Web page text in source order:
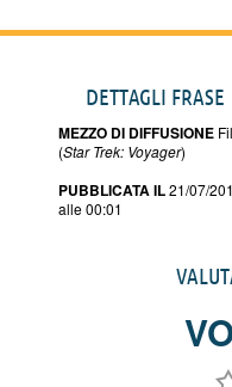
DETTAGLI FRASE
MEZZO DI DIFFUSIONE
(Star Trek: Voyager)
PUBBLICATA IL21/07/
alle 00:01